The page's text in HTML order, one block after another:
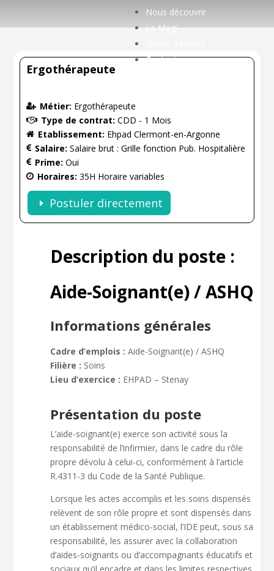
Nous découvrir
Le Mag’
Contact
Ergothérapeute
Métier: Ergothérapeute
Type de contrat:CDD - 1 Mois
Etablissement: Ehpad Clermont-en-Argonne
Salaire:Salaire brut : Grille fonction Pub. Hospitalière
Prime:Oui
Horaires:35H Horaire variables
Postuler directement
Description du poste :
Aide-Soignant(e) / ASHQ
Informations générales
Cadre d’emplois : Aide-Soignant(e) / ASHQ
Filière : Soins
Lieu d’exercice : EHPAD – Stenay
Présentation du poste
L’aide-soignant(e) exerce son activité sous la
responsabilité de l’infirmier, dans le cadre du rôle
propre dévolu à celui-ci, conformément à l’article
R.4311-3 du Code de la Santé Publique.
Lorsque les actes accomplis et les soins dispensés
relèvent de son rôle propre et sont dispensés dans
un établissement médico-social, l’IDE peut, sous sa
responsabilité, les assurer avec la collaboration
d’aides-soignants ou d’accompagnants éducatifs et